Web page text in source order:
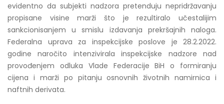
evidentno da subjekti nadzora pretenduju nepridržavanju
propisane visine marži što je rezultiralo učestalijim
sankcionisanjem u smislu izdavanja prekršajnih naloga.
Federalna uprava za inspekcijske poslove je 28.2.2022.
godine naročito intenzivirala inspekcijske nadzore nad
provođenjem odluka Vlade Federacije BiH o formiranju
cijena i marži po pitanju osnovnih životnih namirnica i
naftnih derivata.